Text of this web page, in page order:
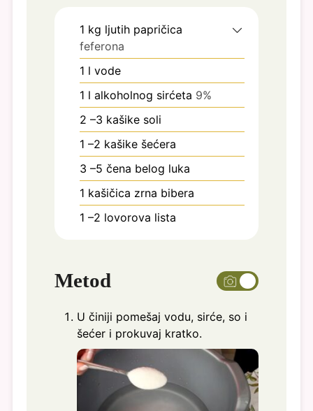
1 kg ljutih papričica
feferona
1 l vode
1 l alkoholnog sirćeta 9%
2 –3 kašike soli
1 –2 kašike šećera
3 –5 čena belog luka
1 kašičica zrna bibera
1 –2 lovorova lista
Metod
U činiji pomešaj vodu, sirće, so i
šećer i prokuvaj kratko.